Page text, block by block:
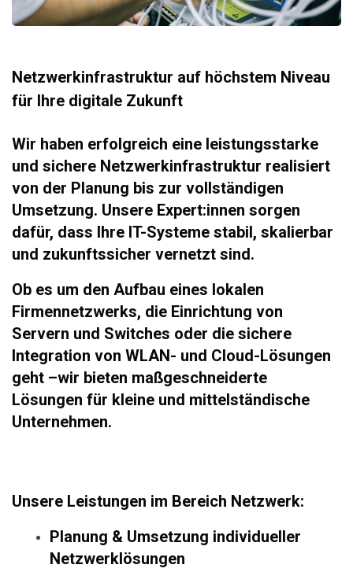
Netzwerkinfrastruktur auf höchstem Niveau
für Ihre digitale Zukunft
Wir haben erfolgreich eine leistungsstarke
und sichere Netzwerkinfrastruktur realisiert
von der Planung bis zur vollständigen
Umsetzung. Unsere Expert:innen sorgen
dafür, dass Ihre IT-Systeme stabil, skalierbar
und zukunftssicher vernetzt sind.
Ob es um den Aufbau eines lokalen
Firmennetzwerks, die Einrichtung von
Servern und Switches oder die sichere
Integration von WLAN- und Cloud-Lösungen
geht –wir bieten maßgeschneiderte
Lösungen für kleine und mittelständische
Unternehmen.
Unsere Leistungen im Bereich Netzwerk:
Planung & Umsetzung individueller
Netzwerklösungen